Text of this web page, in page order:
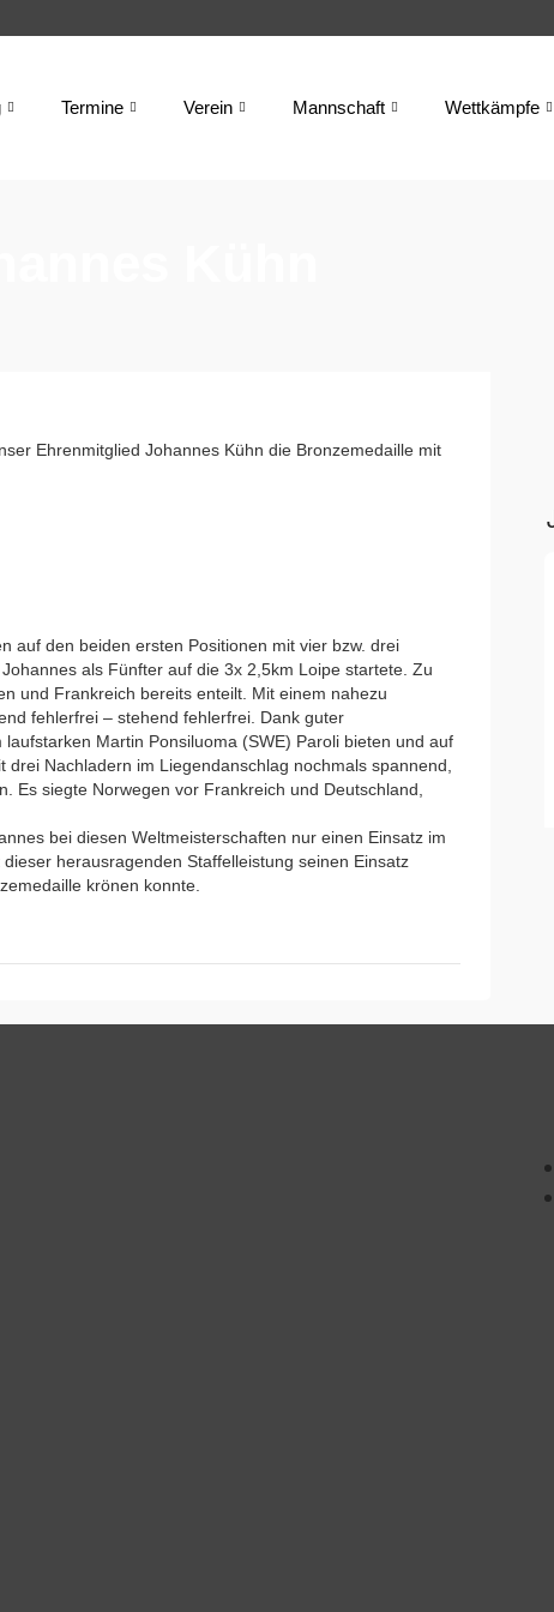
Termine Verein Mannschaft Wettkämpfe
Ehrenmitglied Johannes Kühn die Bronzemedaille mit
auf den beiden ersten Positionen mit vier bzw. drei
als Fünfter auf die 3x 2,5km Loipe startete. Zu
und Frankreich bereits enteilt. Mit einem nahezu
fehlerfrei – stehend fehlerfrei. Dank guter
Martin Ponsiluoma (SWE) Paroli bieten und auf
Nachladern im Liegendanschlag nochmals spannend,
Es siegte Norwegen vor Frankreich und Deutschland,
bei diesen Weltmeisterschaften nur einen Einsatz im
herausragenden Staffelleistung seinen Einsatz
krönen konnte.